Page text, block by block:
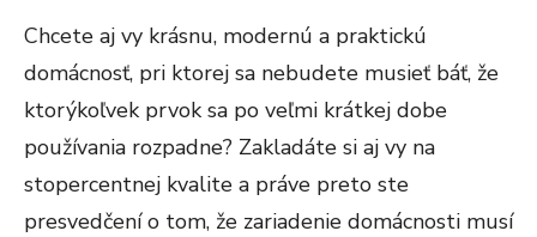
Chcete aj vy krásnu, modernú a praktickú
domácnosť, pri ktorej sa nebudete musieť báť, že
ktorýkoľvek prvok sa po veľmi krátkej dobe
používania rozpadne? Zakladáte si aj vy na
stopercentnej kvalite a práve preto ste
presvedčení o tom, že zariadenie domácnosti musí